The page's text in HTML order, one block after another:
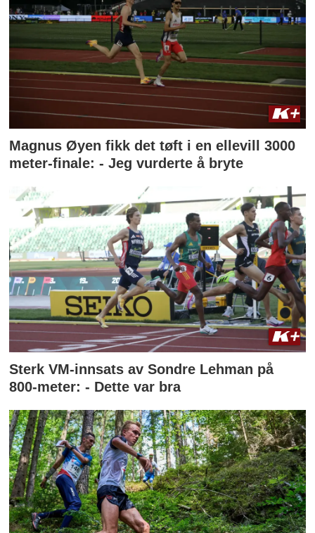
Magnus Øyen fikk det tøft i en ellevill 3000
meter-finale: - Jeg vurderte å bryte
Sterk VM-innsats av Sondre Lehman på
800-meter: - Dette var bra